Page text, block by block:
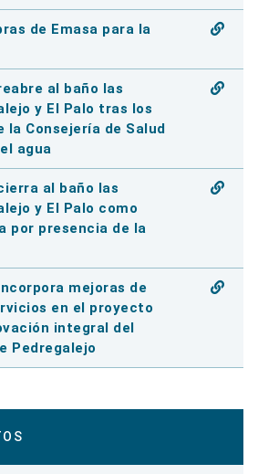
de Emasa para la
al baño las
y El Palo tras los
la Consejería de Salud
agua
al baño las
y El Palo como
por presencia de la
mejoras de
en el proyecto
integral del
Pedregalejo